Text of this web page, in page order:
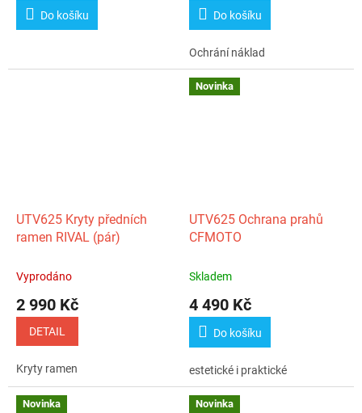
Do košíku Do košíku
Ochrání náklad
UTV625 Kryty předních
ramen RIVAL (pár)
Vyprodáno
2 990 Kč
DETAIL
Kryty ramen
Novinka
UTV625 Ochrana prahů
CFMOTO
Skladem
4 490 Kč
Do košíku
estetické i praktické
Novinka Novinka